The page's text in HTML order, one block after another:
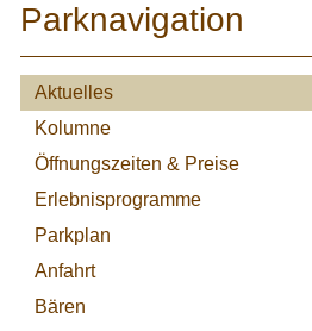
Parknavigation
Aktuelles
Kolumne
Öffnungszeiten & Preise
Erlebnisprogramme
Parkplan
Anfahrt
Bären